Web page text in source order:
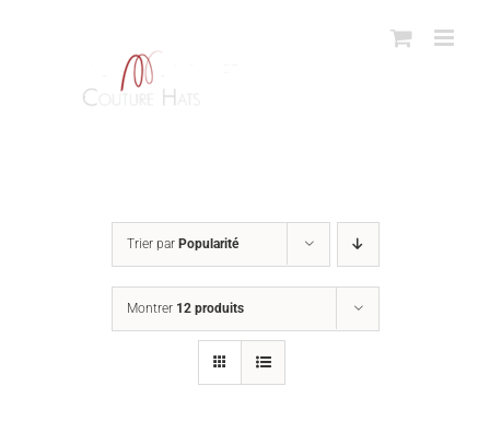
Trier par Popularité
Montrer 12 produits